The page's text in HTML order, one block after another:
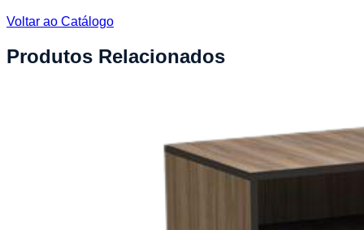
Voltar ao Catálogo
Produtos Relacionados